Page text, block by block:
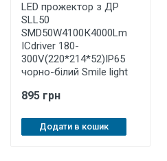
LED прожектор з ДР
SLL50
SMD50W4100К4000Lm
ICdriver 180-
300V(220*214*52)IP65
чорно-білий Smile light
895 грн
Додати в кошик